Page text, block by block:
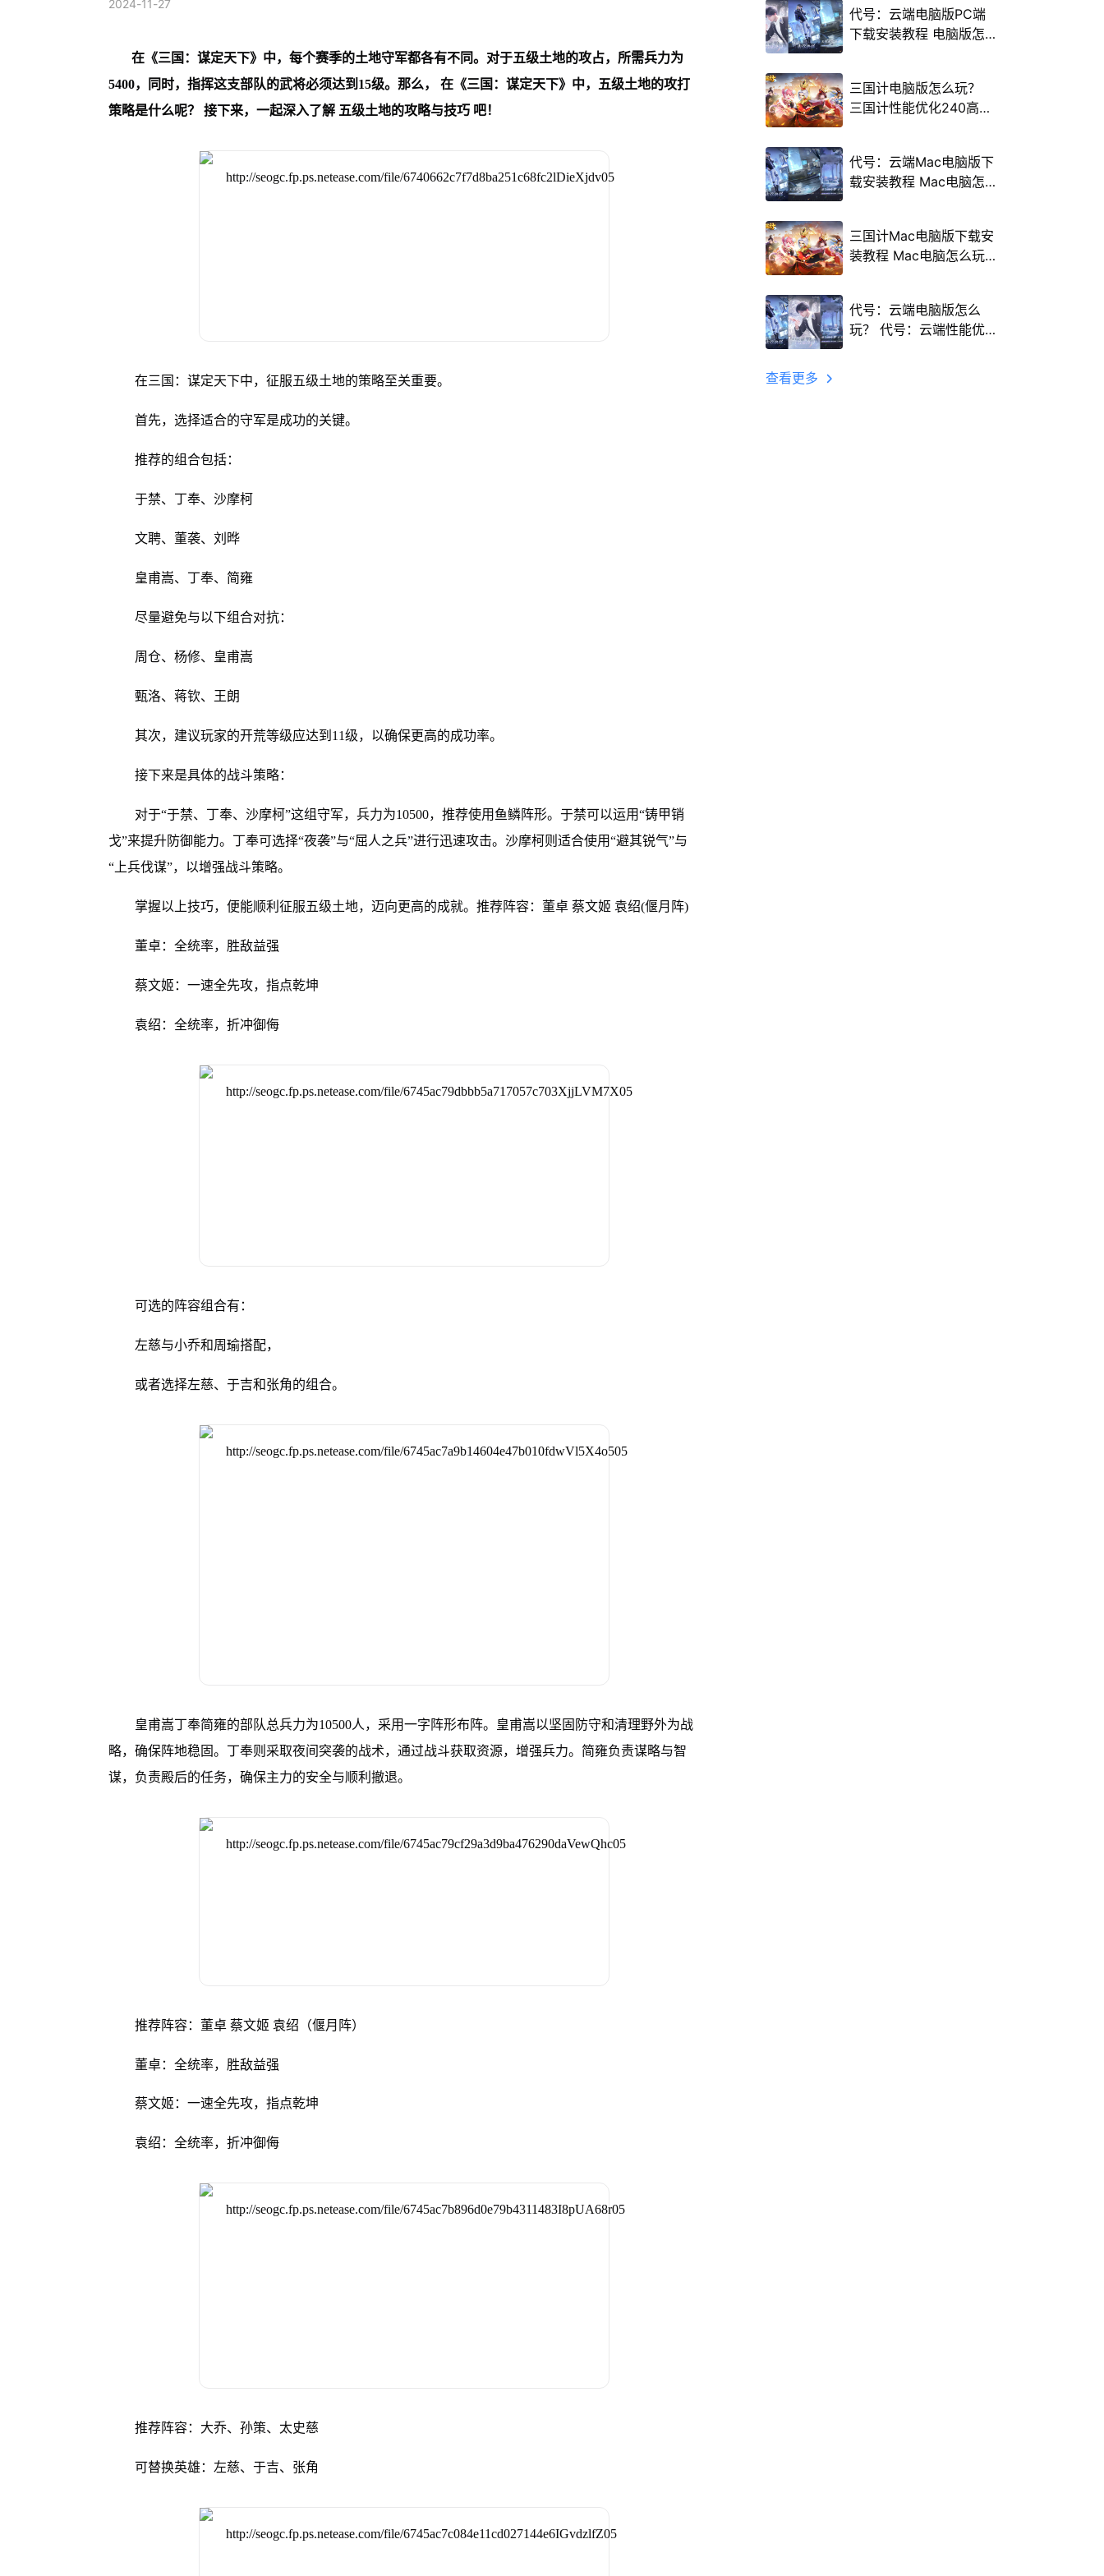
2024-11-27
在《三国：谋定天下》中，每个赛季的土地守军都各有不同。对于五级土地的攻占，所需兵力为
5400，同时，指挥这支部队的武将必须达到15级。那么， 在《三国：谋定天下》中，五级土地的攻打
策略是什么呢？ 接下来，一起深入了解 五级土地的攻略与技巧 吧！
在三国：谋定天下中，征服五级土地的策略至关重要。
首先，选择适合的守军是成功的关键。
推荐的组合包括：
于禁、丁奉、沙摩柯
文聘、董袭、刘晔
皇甫嵩、丁奉、简雍
尽量避免与以下组合对抗：
周仓、杨修、皇甫嵩
甄洛、蒋钦、王朗
其次，建议玩家的开荒等级应达到11级，以确保更高的成功率。
接下来是具体的战斗策略：
对于“于禁、丁奉、沙摩柯”这组守军，兵力为10500，推荐使用鱼鳞阵形。于禁可以运用“铸甲销
戈”来提升防御能力。丁奉可选择“夜袭”与“屈人之兵”进行迅速攻击。沙摩柯则适合使用“避其锐气”与
“上兵伐谋”，以增强战斗策略。
掌握以上技巧，便能顺利征服五级土地，迈向更高的成就。推荐阵容：董卓 蔡文姬 袁绍(偃月阵)
董卓：全统率，胜敌益强
蔡文姬：一速全先攻，指点乾坤
袁绍：全统率，折冲御侮
可选的阵容组合有：
左慈与小乔和周瑜搭配，
或者选择左慈、于吉和张角的组合。
皇甫嵩丁奉简雍的部队总兵力为10500人，采用一字阵形布阵。皇甫嵩以坚固防守和清理野外为战
略，确保阵地稳固。丁奉则采取夜间突袭的战术，通过战斗获取资源，增强兵力。简雍负责谋略与智
谋，负责殿后的任务，确保主力的安全与顺利撤退。
推荐阵容：董卓 蔡文姬 袁绍（偃月阵）
董卓：全统率，胜敌益强
蔡文姬：一速全先攻，指点乾坤
袁绍：全统率，折冲御侮
推荐阵容：大乔、孙策、太史慈
可替换英雄：左慈、于吉、张角
代号：云端电脑版PC端
下载安装教程 电脑版怎
三国计电脑版怎么玩？
三国计性能优化240高帧
代号：云端Mac电脑版下
载安装教程 Mac电脑怎
三国计Mac电脑版下载安
装教程 Mac电脑怎么玩
代号：云端电脑版怎么
玩？ 代号：云端性能优
查看更多